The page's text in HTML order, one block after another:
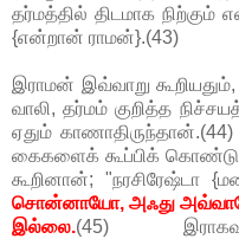
தர்மத்தில் திடமாக நிற்கும்
{என்றான் ராமன்}.(43)
இராமன் இவ்வாறு
வாலி, தர்மம் குறித்த
ஏதும்
கைகளைக் கூப்பிக் கொண்டு
கூறினான்; "நரசிரேஷ்டா
சொன்னாயோ, அஃது அவ்வாறே
இல்லை.(45)